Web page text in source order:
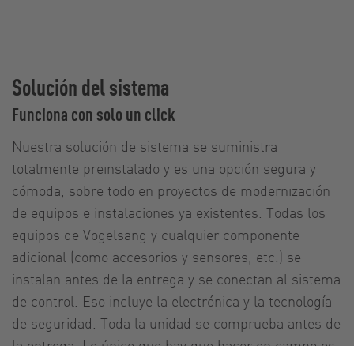
Solución del sistema
Funciona con solo un click
Nuestra solución de sistema se suministra
totalmente preinstalado y es una opción segura y
cómoda, sobre todo en proyectos de modernización
de equipos e instalaciones ya existentes. Todas los
equipos de Vogelsang y cualquier componente
adicional (como accesorios y sensores, etc.) se
instalan antes de la entrega y se conectan al sistema
de control. Eso incluye la electrónica y la tecnología
de seguridad. Toda la unidad se comprueba antes de